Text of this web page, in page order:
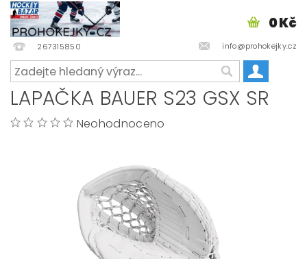
267315850 info@prohokejky.cz
0 Kč
LAPAČKA BAUER S23 GSX SR
Neohodnoceno